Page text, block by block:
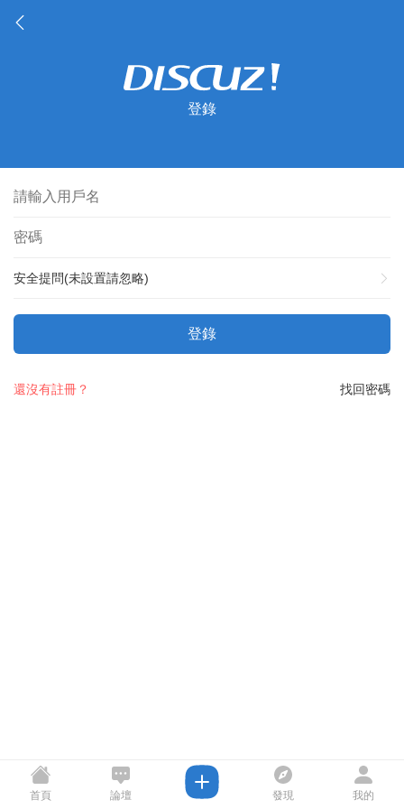
登錄
安全提問(未設置請忽略)
登錄
找回密碼
還沒有註冊？
首頁 論壇 發現 我的